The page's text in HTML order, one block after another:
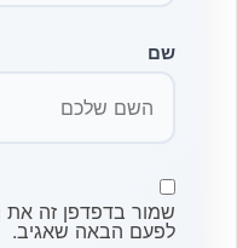
שם
שמור בדפדפן זה את
לפעם הבאה שאגיב.